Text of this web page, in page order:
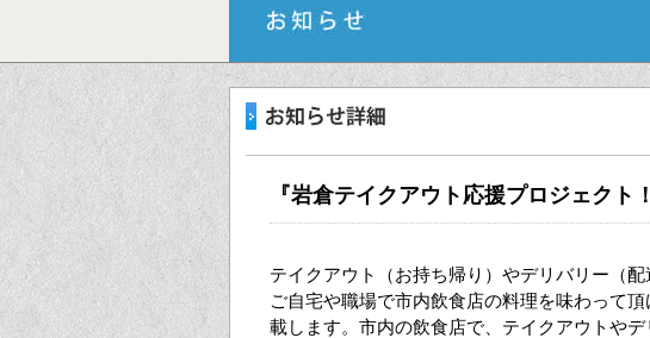
『岩倉テイクアウト応援プロジェクト
テイクアウト（お持ち帰り）やデリバリー（
ご自宅や職場で市内飲食店の料理を味わって
載します。市内の飲食店で、テイクアウトや